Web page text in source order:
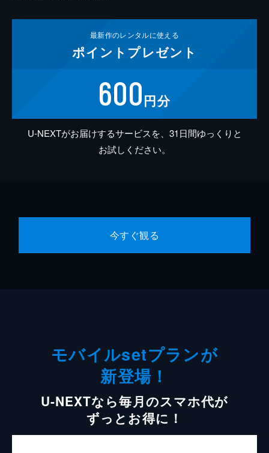
最新作のレンタルに使える
ポイント プレゼント
600円分
U-NEXTがお届けするサービスを、31日間ゆっくりと
お試しください。
今すぐ観る
モバイルsetプランが
新登場！
U-NEXTなら毎月のスマホ代が
ずっとお得に！